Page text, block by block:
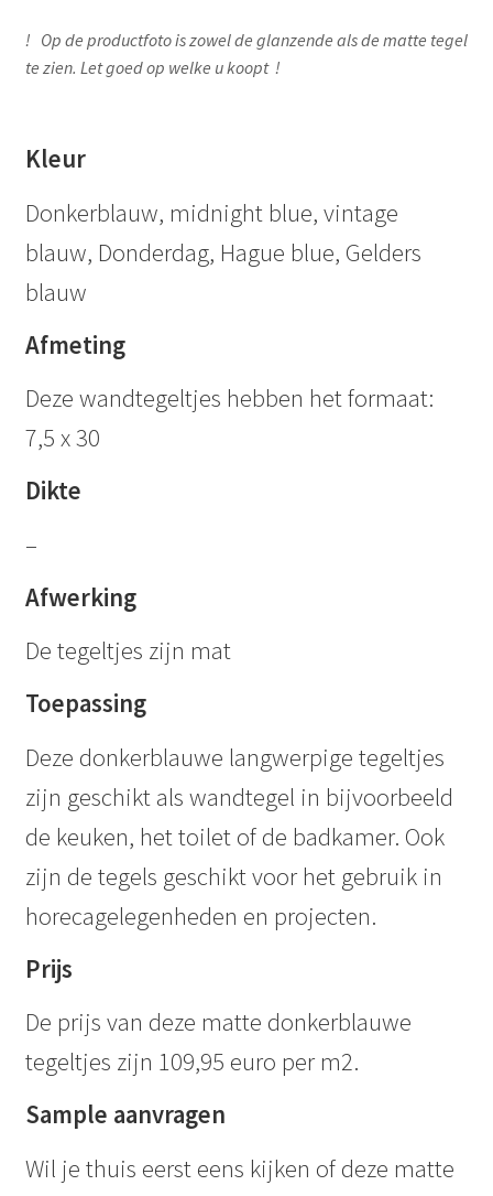
! Op de productfoto is zowel de glanzende als de matte tegel
te zien. Let goed op welke u koopt !
Kleur
Donkerblauw, midnight blue, vintage
blauw, Donderdag, Hague blue, Gelders
blauw
Afmeting
Deze wandtegeltjes hebben het formaat:
7,5 x 30
Dikte
–
Afwerking
De tegeltjes zijn mat
Toepassing
Deze donkerblauwe langwerpige tegeltjes
zijn geschikt als wandtegel in bijvoorbeeld
de keuken, het toilet of de badkamer. Ook
zijn de tegels geschikt voor het gebruik in
horecagelegenheden en projecten.
Prijs
De prijs van deze matte donkerblauwe
tegeltjes zijn 109,95 euro per m2.
Sample aanvragen
Wil je thuis eerst eens kijken of deze matte